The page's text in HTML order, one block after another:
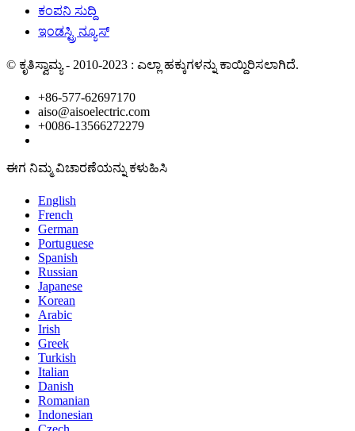
ಕಂಪನಿ ಸುದ್ದಿ
ಇಂಡಸ್ಟ್ರಿ ನ್ಯೂಸ್
© ಕೃತಿಸ್ವಾಮ್ಯ - 2010-2023 : ಎಲ್ಲಾ ಹಕ್ಕುಗಳನ್ನು ಕಾಯ್ದಿರಿಸಲಾಗಿದೆ.
+86-577-62697170
aiso@aisoelectric.com
+0086-13566272279
ಈಗ ನಿಮ್ಮ ವಿಚಾರಣೆಯನ್ನು ಕಳುಹಿಸಿ
English
French
German
Portuguese
Spanish
Russian
Japanese
Korean
Arabic
Irish
Greek
Turkish
Italian
Danish
Romanian
Indonesian